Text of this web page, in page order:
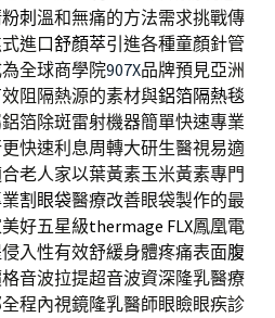
刺溫和無痛的方法需求挑戰傳
進口舒顏萃引進各種童顏針管
全球商學院907X品牌預見亞洲
阻隔熱源的素材與鋁箔隔熱毯
箔除斑雷射機器簡單快速專業
快速利息周轉大研生醫視易適
老人家以葉黃素玉米黃素專門
割眼袋醫療改善眼袋製作的最
好五星級thermage FLX鳳凰電
入性有效舒緩身體疼痛表面腹
音波拉提超音波資深隆乳醫療
程內視鏡隆乳醫師眼瞼眼疾診